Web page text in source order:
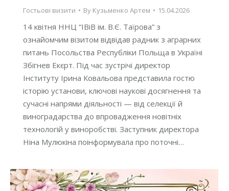
Гостьові визити By Кузьменко Артем 15.04.2026
14 квітня ННЦ “ІВіВ ім. В.Є. Таїрова” з
ознайомчим візитом відвідав радник з аграрних
питань Посольства Республіки Польща в Україні
Збігнев Екєрт. Під час зустрічі директор
Інституту Ірина Ковальова представила гостю
історію установи, ключові наукові досягнення та
сучасні напрями діяльності — від селекції й
виноградарства до впровадження новітніх
технологій у виноробстві. Заступник директора
Ніна Мулюкіна поінформувала про поточні…